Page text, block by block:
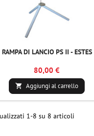
RAMPA DI LANCIO PS II - ESTES
80,00 €
 Aggiungi al carrello
1-8 su 8 articoli